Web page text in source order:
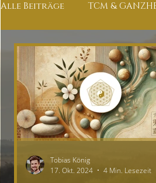
Alle Beiträge TCM &
ERNÄHRUNG &
NEUIGKEITEN IN MEINER
Tobias König
17. Okt. 2024
4 Min. Lesezeit